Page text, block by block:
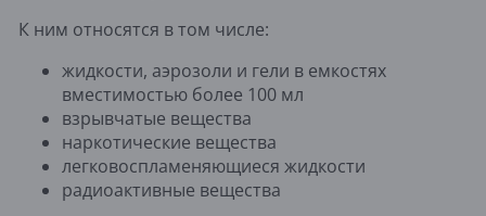
К ним относятся в том числе:
жидкости, аэрозоли и гели в емкостях
вместимостью более 100 мл
взрывчатые вещества
наркотические вещества
легковоспламеняющиеся жидкости
радиоактивные вещества